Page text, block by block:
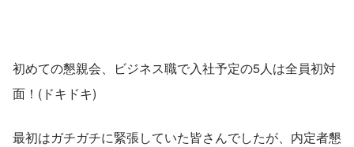
初めての懇親会、ビジネス職で入社予定の5人は全員初対
面！(ドキドキ)
最初はガチガチに緊張していた皆さんでしたが、内定者懇